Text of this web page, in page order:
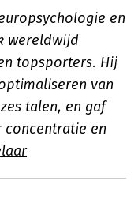
en
wereldwijd
topsporters. Hij
van
talen, en gaf
concentratie en